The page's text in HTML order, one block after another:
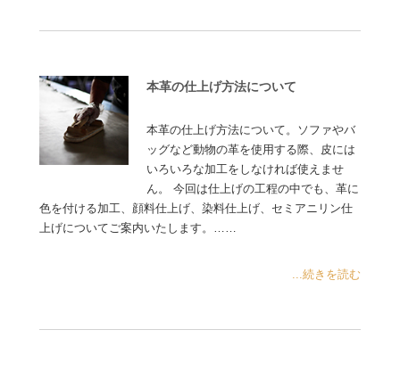
本革の仕上げ方法について
本革の仕上げ方法について。ソファやバ
ッグなど動物の革を使用する際、皮には
いろいろな加工をしなければ使えませ
ん。 今回は仕上げの工程の中でも、革に
色を付ける加工、顔料仕上げ、染料仕上げ、セミアニリン仕
上げについてご案内いたします。……
...続きを読む